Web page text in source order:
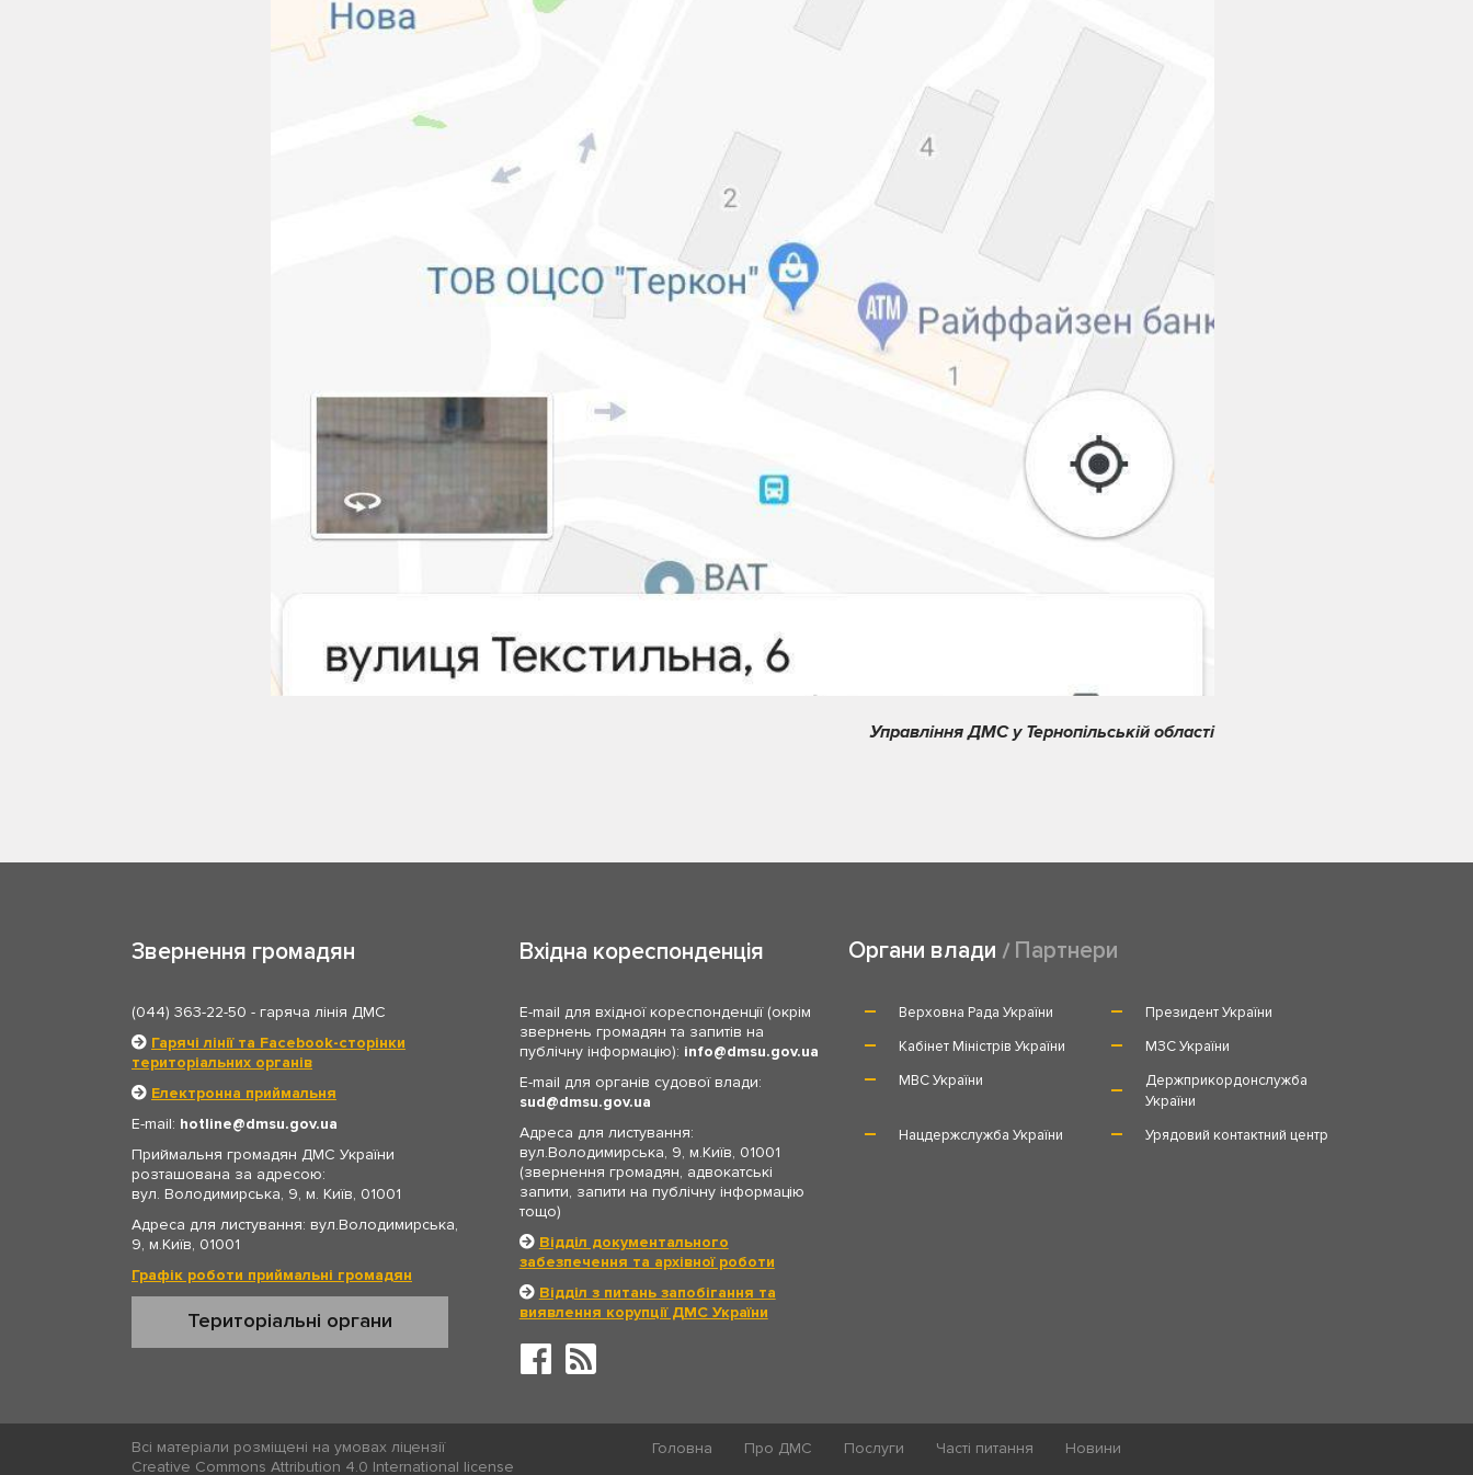
Управління ДМС у Тернопільській області
Звернення громадян
(044) 363-22-50 - гаряча лінія ДМС
Гарячі лінії та Facebook-сторінки
територіальних органів
Електронна приймальня
E-mail: hotline
dmsu.gov.ua
Приймальня громадян ДМС України
розташована за адресою:
вул. Володимирська, 9, м. Київ, 01001
Адреса для листування: вул.Володимирська,
9, м.Київ, 01001
Графік роботи приймальні громадян
Територіальні органи
Вхідна кореспонденція
E-mail для вхідної кореспонденції (окрім
звернень громадян та запитів на
публічну інформацію): info
dmsu.gov.ua
E-mail для органів судової влади:
sud
dmsu.gov.ua
Адреса для листування:
вул.Володимирська, 9, м.Київ, 01001
(звернення громадян, адвокатські
запити, запити на публічну інформацію
тощо)
Відділ документального
забезпечення та архівної роботи
Відділ з питань запобігання та
виявлення корупції ДМС України
Органи влади Партнери
Верховна Рада України
Президент України
Кабінет Міністрів України
МЗС України
МВС України
Держприкордонслужба
України
Нацдержслужба України
Урядовий контактний центр
Головна Про ДМС Послуги Часті питання Новини
Всі матеріали розміщені на умовах ліцензії
Creative Commons Attribution 4.0 International license